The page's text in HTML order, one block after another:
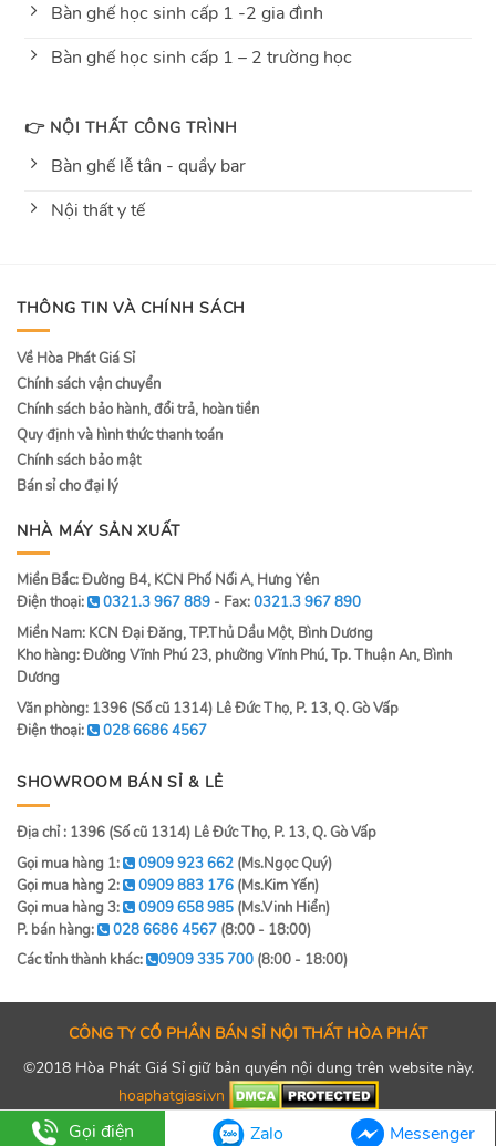
Bàn ghế học sinh cấp 1 -2 gia đình
Bàn ghế học sinh cấp 1 – 2 trường học
👉 NỘI THẤT CÔNG TRÌNH
Bàn ghế lễ tân - quầy bar
Nội thất y tế
THÔNG TIN VÀ CHÍNH SÁCH
Về Hòa Phát Giá Sỉ
Chính sách vận chuyển
Chính sách bảo hành, đổi trả, hoàn tiền
Quy định và hình thức thanh toán
Chính sách bảo mật
Bán sỉ cho đại lý
NHÀ MÁY SẢN XUẤT
Miền Bắc: Đường B4, KCN Phố Nối A, Hưng Yên
Điện thoại:
0321.3 967 889 - Fax:0321.3 967 890
Miền Nam: KCN Đại Đăng, TP.Thủ Dầu Một, Bình Dương
Kho hàng: Đường Vĩnh Phú 23, phường Vĩnh Phú, Tp. Thuận An, Bình
Dương
Văn phòng: 1396 (Số cũ 1314) Lê Đức Thọ, P. 13, Q. Gò Vấp
Điện thoại:
028 6686 4567
SHOWROOM BÁN SỈ & LẺ
Địa chỉ : 1396 (Số cũ 1314) Lê Đức Thọ, P. 13, Q. Gò Vấp
Gọi mua hàng 1:
0909 923 662 (Ms.Ngọc Quý)
Gọi mua hàng 2:
0909 883 176 (Ms.Kim Yến)
Gọi mua hàng 3:
0909 658 985 (Ms.Vinh Hiển)
P. bán hàng:
028 6686 4567 (8:00 - 18:00)
Các tỉnh thành khác:
0909 335 700 (8:00 - 18:00)
CÔNG TY CỔ PHẦN BÁN SỈ NỘI THẤT HÒA PHÁT
©2018 Hòa Phát Giá Sỉ giữ bản quyền nội dung trên website này.
hoaphatgiasi.vn
Gọi điện Zalo Messenger